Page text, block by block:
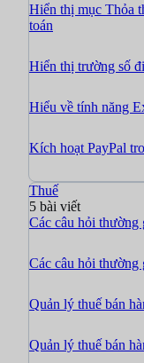
Hiển thị mục Thỏa
toán
Hiển thị trường số
Hiểu về tính năng
Kích hoạt PayPal
Thuế
5 bài viết
Các câu hỏi thường
Các câu hỏi thường
Quản lý thuế bán
Quản lý thuế bán